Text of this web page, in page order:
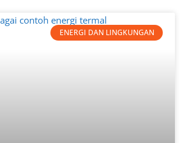
ENERGI DAN LINGKUNGAN